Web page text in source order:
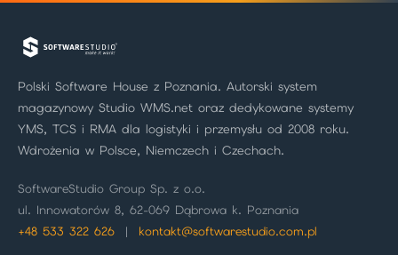
Polski Software House z Poznania. Autorski system
magazynowy Studio WMS.net oraz dedykowane systemy
YMS, TCS i RMA dla logistyki i przemysłu od 2008 roku.
Wdrożenia w Polsce, Niemczech i Czechach.
SoftwareStudio Group Sp. z o.o.
ul. Innowatorów 8, 62-069 Dąbrowa k. Poznania
+48 533 322 626 | kontakt@softwarestudio.com.pl